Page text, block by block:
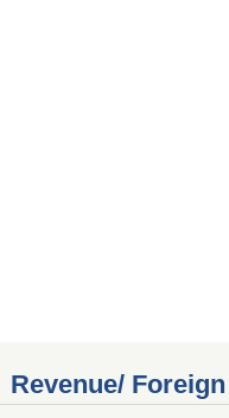
Revenue/